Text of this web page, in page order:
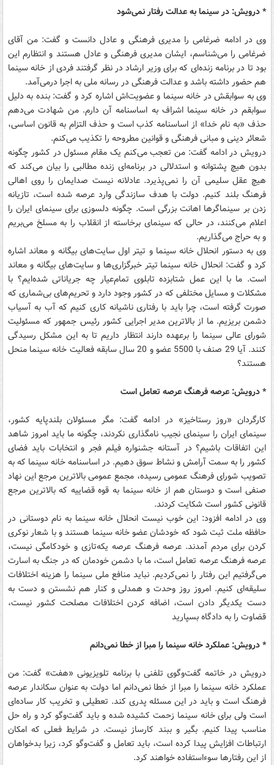
* درویش: در سینما به عدالت رفتار نمی‌شود
وی در ادامه ضرغامی را مدیری فرهنگی و عادل دانست و گفت: من آقای
ضرغامی را می‌شناسم، ایشان مدیری فرهنگی و عادل هستند و انتظارم این
بود تا در برنامه زنده‌ای که برای وزیر ارشاد در نظر گرفتند فردی از خانه سینما
هم حضور داشته باشد و عدالت فرهنگی در رسانه ملی به اجرا درمی‌آمد.
وی به سوابقش در خانه سینما و عضویت‌اش اشاره کرد و گفت: بنده به دلیل
سوابقم در خانه سینما اشراف به اساسنامه آن دارم. من شهادت می‌دهم
حذف «به نام خدا» از اساسنامه کذب است و حذف التزام به قانون اساسی،
شعائر دینی و مبانی فرهنگی و قوانین مطروحه را تکذیب می‌کنم.
درویش در ادامه گفت: من تعجب می‌کنم یک مقام مسئول در کشور چگونه
بدون هیچ پشتوانه و استدلالی در برنامه‌ای زنده مطالبی را بیان می‌کند که
هیچ عقل سلیمی آن را نمی‌پذیرد‌. عادلانه نیست صدایمان را روی اهالی
فرهنگ بلند کنیم. دولت با هدف سازندگی وارد عرصه شده است، تازیانه
زدن بر سینماگرها اهانت بزرگی است. چگونه دلسوزی برای سینمای ایران را
اعلام می‌کنند، در حالی که سینمای برخاسته از انقلاب را به مسلخ می‌بریم
و به حراج می‌گذاریم.
وی به دستور انحلال خانه سینما و تیتر اول سایت‌های بیگانه و معاند اشاره
کرد و گفت: انحلال خانه سینما تیتر خبرگزاری‌ها و سایت‌های بیگانه و معاند
است. ما با این عمل شتابزده تابلوی تمام‌عیار چه جریاناتی شده‌ایم؟ با
مشکلات و مسایل مختلفی که در کشور وجود دارد و تحریم‌های بی‌شماری که
صورت گرفته است، چرا باید با رفتاری ناشیانه کاری کنیم که آب به آسیاب
دشمن بریزیم. ما از بالاترین مدیر اجرایی کشور رئیس جمهور که مسئولیت
شورای عالی سینما را برعهده دارند انتظار داریم تا به این مشکل رسیدگی
کنند. آیا 29 صنف با 5500 عضو و 20 سال سابقه فعالیت خانه سینما منحل
هستند؟
* درویش: عرصه فرهنگ عرصه تعامل است
کارگردان «روز رستاخیز» در ادامه گفت: مگر مسئولان بلند‌پایه کشور،
سینمای ایران را سینمای نجیب نامگذاری نکردند، چگونه ما باید امروز شاهد
این اتفاقات باشیم؟ در آستانه جشنواره فیلم فجر و انتخابات باید فضای
کشور را به سمت آرامش و نشاط سوق دهیم. در اساسنامه خانه سینما که به
تصویب شورای فرهنگ عمومی رسیده، مجمع عمومی بالاترین مرجع این نهاد
صنفی است و دوستان هم از خانه سینما به قوه قضاییه که بالاترین مرجع
قانونی کشور است شکایت کردند.
وی در ادامه افزود: این خوب نیست انحلال خانه سینما به نام دوستانی در
حافظه ملت ثبت شود که خودشان عضو خانه سینما هستند و با شعار نوکری
کردن برای مردم آمدند. عرصه فرهنگ عرصه یکه‌تازی و خودکامگی نیست،
عرصه فرهنگ عرصه تعامل است، ما با دشمن خودمان که در جنگ به اسارت
می‌گرفتیم این رفتار را نمی‌کردیم. نباید منافع ملی سینما را هزینه اختلافات
سلیقه‌ای کنیم. امروز روز وحدت و همدلی و کنار هم نشستن و دست به
دست یکدیگر دادن است، اضافه کردن اختلافات مصلحت کشور نیست،
قضاوت را به دادگاه بسپارید
* درویش: عملکرد خانه سینما را مبرا از خطا نمی‌دانم
درویش در خاتمه گفت‌و‌گوی تلفنی با برنامه تلویزیونی «هفت» گفت: من
عملکرد خانه سینما را مبرا از خطا نمی‌دانم اما دولت به عنوان سکاندار عرصه
فرهنگ است و باید در این مسئله پدری کند. تعطیلی و تخریب کار ساده‌ای
است ولی برای خانه سینما زحمت کشیده شده و باید گفت‌و‌گو کرد و راه حل
مناسب پیدا کنیم‌. بگیر و ببند کارساز نیست. در شرایط فعلی که امکان
ارتباطات افزایش پیدا کرده است، باید تعامل و گفت‌و‌گو کرد، زیرا بدخواهان
از این رفتارها سوءاستفاده خواهند کرد.